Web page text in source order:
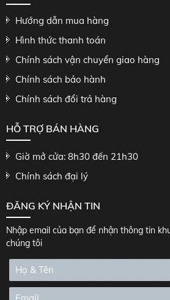
Hướng dẫn mua hàng
Hình thức thanh toán
Chính sách vận chuyển giao hàng
Chính sách bảo hành
Chính sách đổi trả hàng
HỖ TRỢ BÁN HÀNG
Giờ mở cửa: 8h30 đến 21h30
Chính sách đại lý
ĐĂNG KÝ NHẬN TIN
Nhập email của bạn để nhận thông tin
chúng tôi